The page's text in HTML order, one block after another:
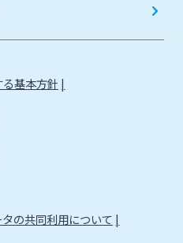
基本方針
の共同利用について